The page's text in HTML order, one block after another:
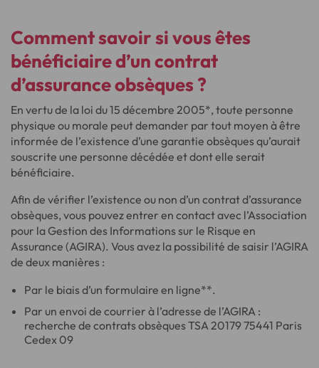
Comment savoir si vous êtes
bénéficiaire d’un contrat
d’assurance obsèques ?
En vertu de la loi du 15 décembre 2005*, toute personne
physique ou morale peut demander par tout moyen à être
informée de l’existence d’une garantie obsèques qu’aurait
souscrite une personne décédée et dont elle serait
bénéficiaire.
Afin de vérifier l’existence ou non d’un contrat d’assurance
obsèques, vous pouvez entrer en contact avec l’Association
pour la Gestion des Informations sur le Risque en
Assurance (AGIRA). Vous avez la possibilité de saisir l’AGIRA
de deux manières :
Par le biais d’un formulaire en ligne**.
Par un envoi de courrier à l’adresse de l’AGIRA :
recherche de contrats obsèques TSA 20179 75441 Paris
Cedex 09